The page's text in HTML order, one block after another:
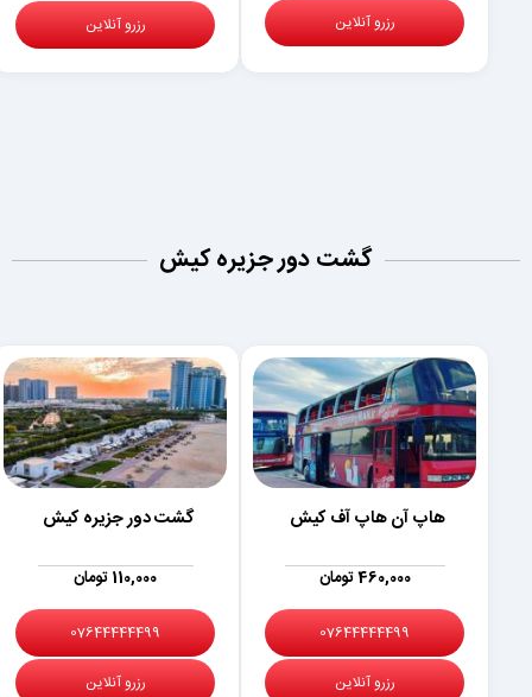
رزرو آنلاین رزرو آنلاین
گشت دور جزیره کیش
هاپ آن هاپ آف کیش
460,000 تومان
07644444499
رزرو آنلاین
گشت دور جزیره کیش
110,000 تومان
07644444499
رزرو آنلاین